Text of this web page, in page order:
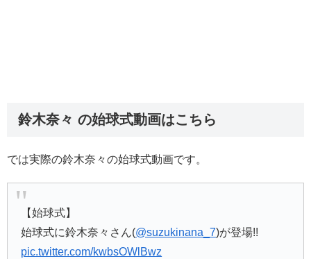
鈴木奈々 の始球式動画はこちら
では実際の鈴木奈々の始球式動画です。
【始球式】
始球式に鈴木奈々さん(@suzukinana_7)が登場!!
pic.twitter.com/kwbsOWlBwz